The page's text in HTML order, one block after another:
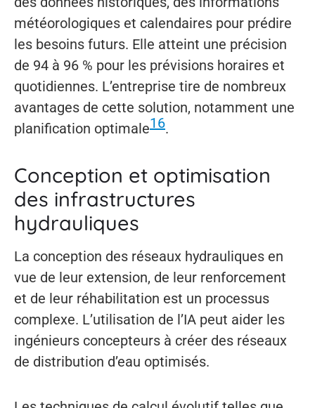
météorologiques et calendaires pour prédire
les besoins futurs. Elle atteint une précision
de 94 à 96 % pour les prévisions horaires et
quotidiennes. L’entreprise tire de nombreux
avantages de cette solution, notamment une
planification optimale16.
Conception et optimisation
des infrastructures
hydrauliques
La conception des réseaux hydrauliques en
vue de leur extension, de leur renforcement
et de leur réhabilitation est un processus
complexe. L’utilisation de l’IA peut aider les
ingénieurs concepteurs à créer des réseaux
de distribution d’eau optimisés.